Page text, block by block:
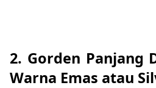
2. Gorden Panjang
Warna Emas atau